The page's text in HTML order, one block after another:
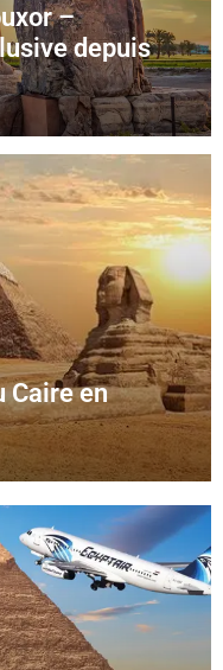
–
depuis
Caire en